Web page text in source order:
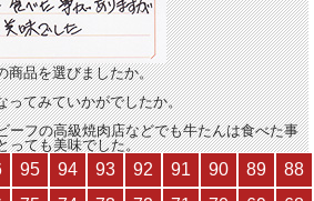
商品を選びましたか。
ってみていかがでしたか。
ーフの高級焼肉店などでも牛たんは食べた事
っても美味でした。